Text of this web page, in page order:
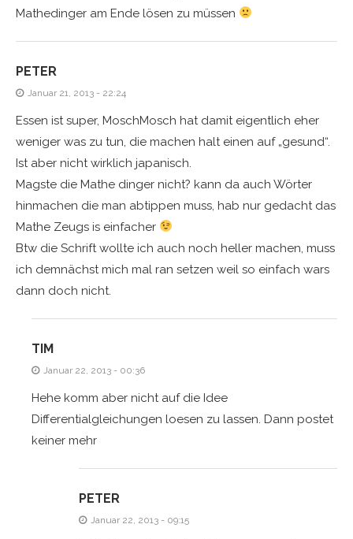
Mathedinger am Ende lösen zu müssen
PETER
Januar 21, 2013 - 22:24
Essen ist super, MoschMosch hat damit eigentlich eher
weniger was zu tun, die machen halt einen auf „gesund“.
Ist aber nicht wirklich japanisch.
Magste die Mathe dinger nicht? kann da auch Wörter
hinmachen die man abtippen muss, hab nur gedacht das
Mathe Zeugs is einfacher
Btw die Schrift wollte ich auch noch heller machen, muss
ich demnächst mich mal ran setzen weil so einfach wars
dann doch nicht.
TIM
Januar 22, 2013 - 00:36
Hehe komm aber nicht auf die Idee
Differentialgleichungen loesen zu lassen. Dann postet
keiner mehr
PETER
Januar 22, 2013 - 09:15